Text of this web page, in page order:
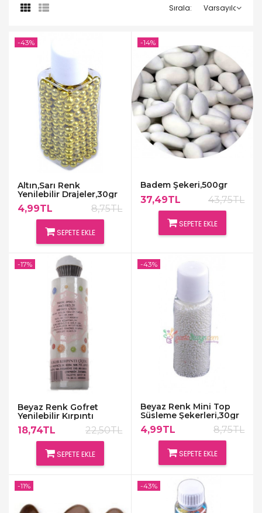
Sırala:
Altın,Sarı Renk
Yenilebilir Drajeler,30gr
4,99TL 8,75TL
SEPETE EKLE
-43%
Badem Şekeri,500gr
37,49TL 43,75TL
SEPETE EKLE
-14%
Beyaz Renk Gofret
Yenilebilir Kırpıntı
Süslemeler
18,74TL 22,50TL
SEPETE EKLE
-17%
Beyaz Renk Mini Top
Süsleme Şekerleri,30gr
4,99TL 8,75TL
SEPETE EKLE
-43%
-11% -43%